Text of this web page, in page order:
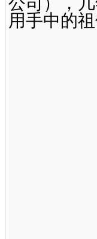
用手中的